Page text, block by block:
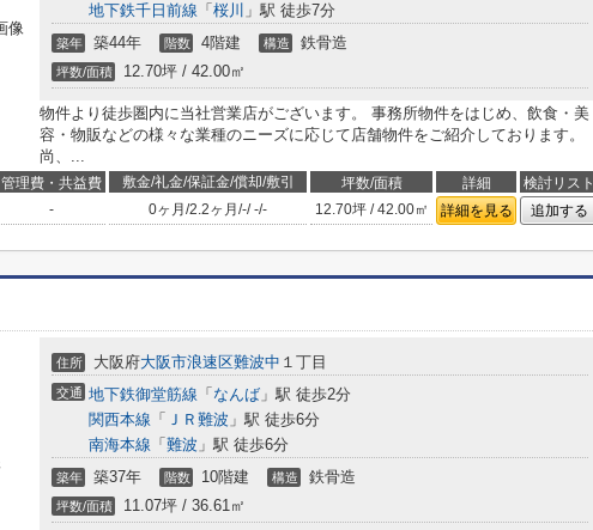
地下鉄千日前線 「 桜川 」駅 徒歩7分
築年 築44年 階数 4階建 構造 鉄骨造
坪数/面積 12.70坪 / 42.00㎡
物件より徒歩圏内に当社営業店がございます。 事務所物件をはじめ、飲食・美
容・物販などの様々な業種のニーズに応じて店舗物件をご紹介しております。
尚、...
管理費・共益費 敷金/礼金/保証金/償却/敷引 坪数/面積 詳細
検討リスト
- 0ヶ月 /2.2ヶ月 /-/-/- 12.70坪 / 42.00㎡ 詳細を見る 追加する
住所 大阪府大阪市浪速区難波中 １丁目
交通 地下鉄御堂筋線 「 なんば 」駅 徒歩2分
関西本線 「 ＪＲ難波 」駅 徒歩6分
南海本線 「 難波 」駅 徒歩6分
築年 築37年 階数 10階建 構造 鉄骨造
坪数/面積 11.07坪 / 36.61㎡